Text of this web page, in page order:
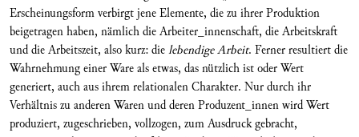
Erscheinungsform verbirgt jene Elemente, die zu ihrer Produktion
beigetragen haben, nämlich die Arbeiter_innenschaft, die Arbeitskraft
und die Arbeitszeit, also kurz: dielebendige Arbeit. Ferner resultiert die
Wahrnehmung einer Ware als etwas, das nützlich ist oder Wert
generiert, auch aus ihrem relationalen Charakter. Nur durch ihr
Verhältnis zu anderen Waren und deren Produzent_innen wird Wert
produziert, zugeschrieben, vollzogen, zum Ausdruck gebracht,